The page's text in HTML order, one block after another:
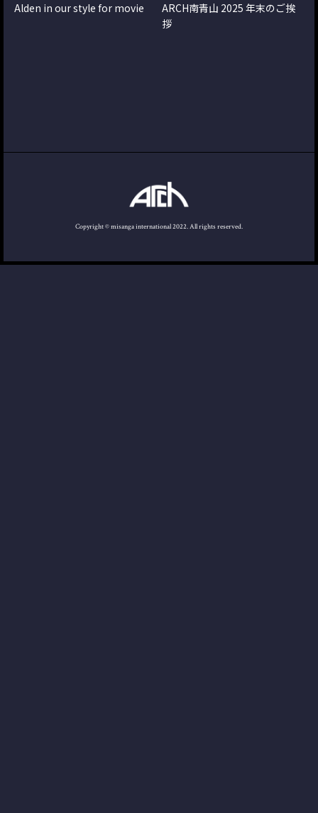
Alden in our style for movie
ARCH南青山 2025 年末のご挨
拶
Copyright © misanga international 2022. All rights reserved.